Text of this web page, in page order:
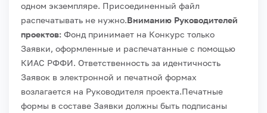
одном экземпляре. Присоединенный файл
распечатывать не нужно.Вниманию Руководителей
проектов: Фонд принимает на Конкурс только
Заявки, оформленные и распечатанные с помощью
КИАС РФФИ. Ответственность за идентичность
Заявок в электронной и печатной формах
возлагается на Руководителя проекта.Печатные
формы в составе Заявки должны быть подписаны